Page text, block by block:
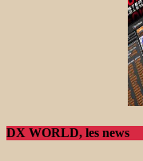
DX WORLD, les news